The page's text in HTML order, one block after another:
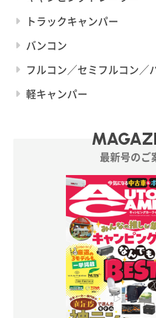
トラックキャンパー
バンコン
フルコン／セミフルコン／
軽キャンパー
最新号のご